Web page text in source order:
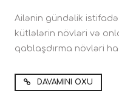
Ailənin gündəlik
kütlələrin növləri və
qablaşdırma növləri
DAVAMINI OXU